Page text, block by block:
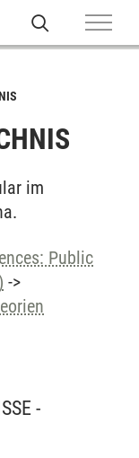
im
Public
->
-